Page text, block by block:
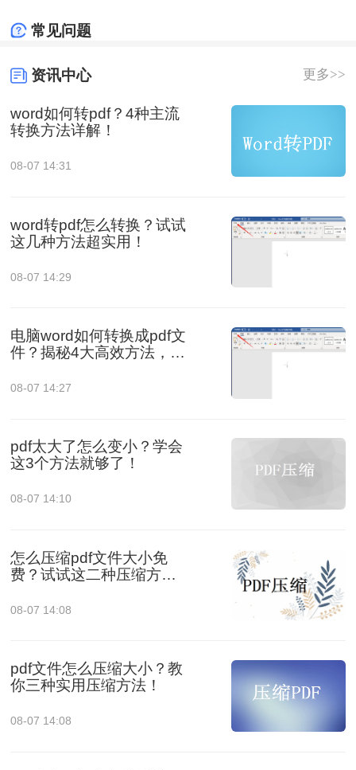
常见问题
资讯中心 更多>>
word如何转pdf？4种主流
转换方法详解！
08-07 14:31
word转pdf怎么转换？试试
这几种方法超实用！
08-07 14:29
电脑word如何转换成pdf文
件？揭秘4大高效方法，轻
08-07 14:27
pdf太大了怎么变小？学会
这3个方法就够了！
08-07 14:10
怎么压缩pdf文件大小免
费？试试这二种压缩方
08-07 14:08
pdf文件怎么压缩大小？教
你三种实用压缩方法！
08-07 14:08